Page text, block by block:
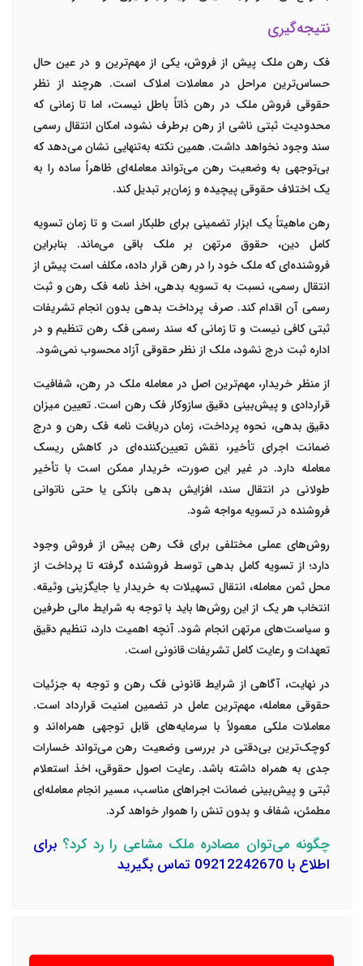
نتیجه‌گیری
فک رهن ملک پیش از فروش، یکی از مهم‌ترین و در عین حال
حساس‌ترین مراحل در معاملات املاک است. هرچند از نظر
حقوقی فروش ملک در رهن ذاتاً باطل نیست، اما تا زمانی که
محدودیت ثبتی ناشی از رهن برطرف نشود، امکان انتقال رسمی
سند وجود نخواهد داشت. همین نکته به‌تنهایی نشان می‌دهد که
بی‌توجهی به وضعیت رهن می‌تواند معامله‌ای ظاهراً ساده را به
یک اختلاف حقوقی پیچیده و زمان‌بر تبدیل کند.
رهن ماهیتاً یک ابزار تضمینی برای طلبکار است و تا زمان تسویه
کامل دین، حقوق مرتهن بر ملک باقی می‌ماند. بنابراین
فروشنده‌ای که ملک خود را در رهن قرار داده، مکلف است پیش از
انتقال رسمی، نسبت به تسویه بدهی، اخذ نامه فک رهن و ثبت
رسمی آن اقدام کند. صرف پرداخت بدهی بدون انجام تشریفات
ثبتی کافی نیست و تا زمانی که سند رسمی فک رهن تنظیم و در
اداره ثبت درج نشود، ملک از نظر حقوقی آزاد محسوب نمی‌شود.
از منظر خریدار، مهم‌ترین اصل در معامله ملک در رهن، شفافیت
قراردادی و پیش‌بینی دقیق سازوکار فک رهن است. تعیین میزان
دقیق بدهی، نحوه پرداخت، زمان دریافت نامه فک رهن و درج
ضمانت اجرای تأخیر، نقش تعیین‌کننده‌ای در کاهش ریسک
معامله دارد. در غیر این صورت، خریدار ممکن است با تأخیر
طولانی در انتقال سند، افزایش بدهی بانکی یا حتی ناتوانی
فروشنده در تسویه مواجه شود.
روش‌های عملی مختلفی برای فک رهن پیش از فروش وجود
دارد؛ از تسویه کامل بدهی توسط فروشنده گرفته تا پرداخت از
محل ثمن معامله، انتقال تسهیلات به خریدار یا جایگزینی وثیقه.
انتخاب هر یک از این روش‌ها باید با توجه به شرایط مالی طرفین
و سیاست‌های مرتهن انجام شود. آنچه اهمیت دارد، تنظیم دقیق
تعهدات و رعایت کامل تشریفات قانونی است.
در نهایت، آگاهی از شرایط قانونی فک رهن و توجه به جزئیات
حقوقی معامله، مهم‌ترین عامل در تضمین امنیت قرارداد است.
معاملات ملکی معمولاً با سرمایه‌های قابل توجهی همراه‌اند و
کوچک‌ترین بی‌دقتی در بررسی وضعیت رهن می‌تواند خسارات
جدی به همراه داشته باشد. رعایت اصول حقوقی، اخذ استعلام
ثبتی و پیش‌بینی ضمانت اجراهای مناسب، مسیر انجام معامله‌ای
مطمئن، شفاف و بدون تنش را هموار خواهد کرد.
چگونه می‌توان مصادره ملک مشاعی را رد کرد؟ برای
اطلاع با 09212242670 تماس بگیرید